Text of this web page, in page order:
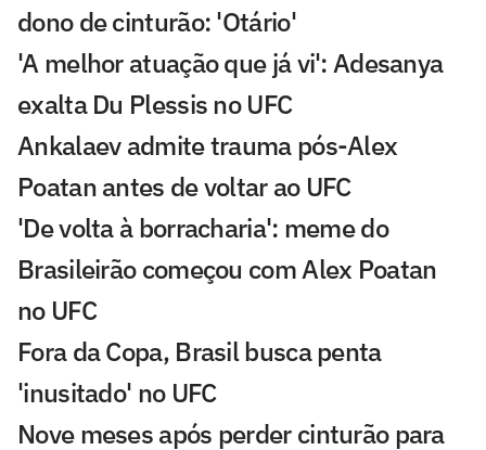
dono de cinturão: 'Otário'
'A melhor atuação que já vi': Adesanya
exalta Du Plessis no UFC
Ankalaev admite trauma pós-Alex
Poatan antes de voltar ao UFC
'De volta à borracharia': meme do
Brasileirão começou com Alex Poatan
no UFC
Fora da Copa, Brasil busca penta
'inusitado' no UFC
Nove meses após perder cinturão para